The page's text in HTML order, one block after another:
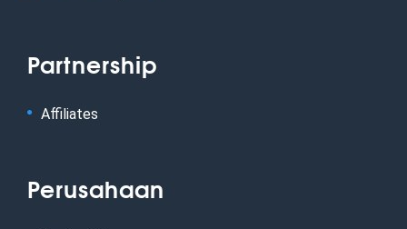
Partnership
Affiliates
Perusahaan